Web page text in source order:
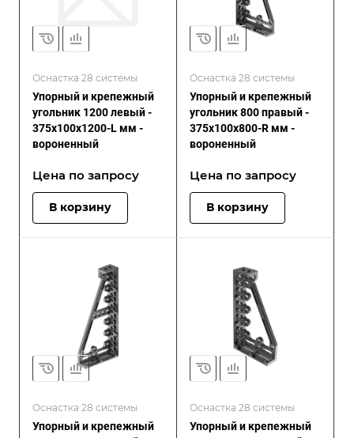
Оснастка 28 системы
Упорный и крепежный
угольник 1200 левый -
375x100x1200-L мм -
вороненный
Цена по запросу
В корзину
Оснастка 28 системы
Упорный и крепежный
угольник 800 правый -
375x100x800-R мм -
вороненный
Цена по запросу
В корзину
Оснастка 28 системы
Упорный и крепежный
Оснастка 28 системы
Упорный и крепежный